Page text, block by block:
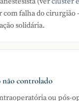
com falha do cirurgião
solidária.
não controlado
ou pós-